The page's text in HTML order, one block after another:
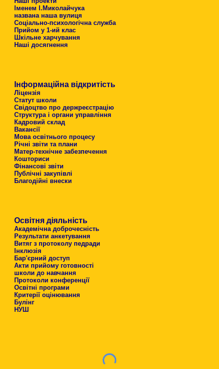
Іменем І.Миколайчука
названа наша вулиця
Соціально-психологічна служба
Прийом у 1-ий клас
Шкільне харчування
Наші досягнення
Інформаційна відкритість
Ліцензія
Статут школи
Свідоцтво про держреєстрацію
Структура і органи управління
Кадровий склад
Вакансії
Мова освітнього процесу
Річні звіти та плани
Матер-технічне забезпечення
Кошториси
Фінансові звіти
Публічні закупівлі
Благодійні внески
Освітня діяльність
Академічна доброчесність
Результати анкетування
Витяг з протоколу педради
Інклюзія
Бар'єрний доступ
Акти прийому готовності
школи до навчання
Протоколи конференції
Освітні програми
Критерії оцінювання
Булінг
НУШ